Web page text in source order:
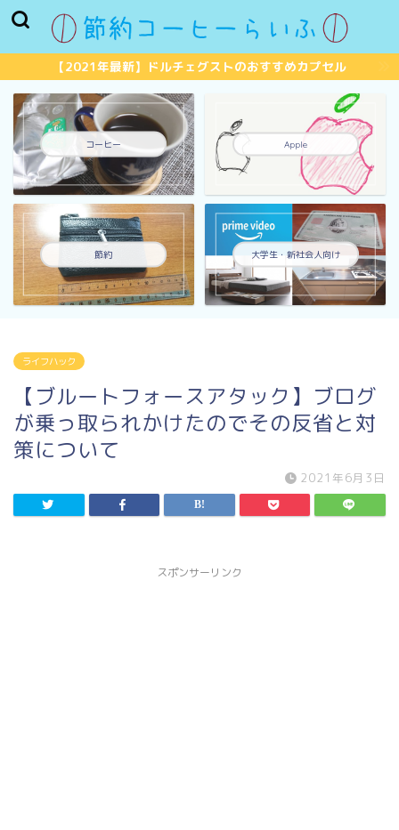
【2021年最新】ドルチェグストのおすすめカプセル
コーヒー Apple
節約 大学生・新社会人向け
ライフハック
【ブルートフォースアタック】ブログ
が乗っ取られかけたのでその反省と対
策について
2021年6月3日
スポンサーリンク